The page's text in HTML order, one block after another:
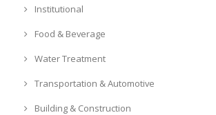
Institutional
Food & Beverage
Water Treatment
Transportation & Automotive
Building & Construction